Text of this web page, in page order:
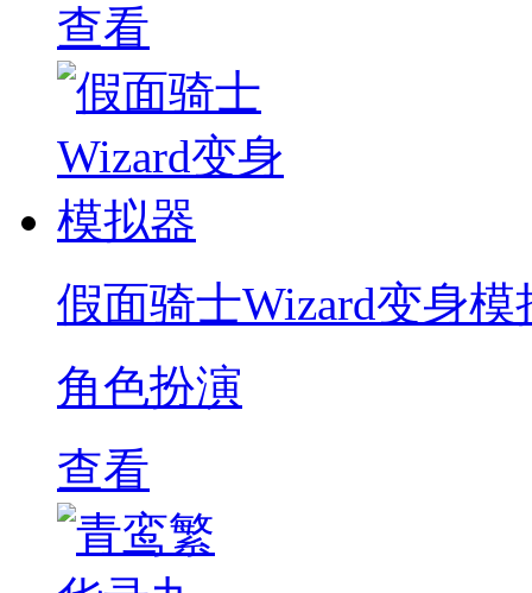
查看
假面骑士Wizard变身模
角色扮演
查看